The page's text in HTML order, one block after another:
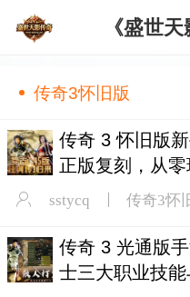
《盛世
传奇3怀旧版
传奇 3 怀旧版
正版复刻，从
sstycq 传奇3怀
传奇 3 光通版
士三大职业技